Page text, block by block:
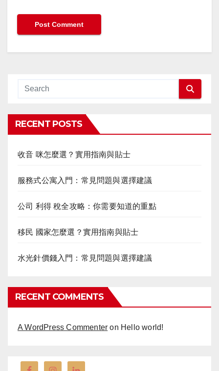
RECENT POSTS
收音 咪怎麼選？實用指南與貼士
服務式公寓入門：常見問題與選擇建議
公司 利得 稅全攻略：你需要知道的重點
移民 國家怎麼選？實用指南與貼士
水光針價錢入門：常見問題與選擇建議
RECENT COMMENTS
A WordPress Commenter on Hello world!